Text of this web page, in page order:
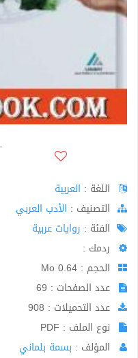
اللغة : العربية
اﻟﺘﺼﻨﻴﻒ : الأدب العربي
الفئة : روايات عربية
ردمك :
الحجم : 0.64 Mo
عدد الصفحات : 69
عدد التحميلات : 908
نوع الملف : PDF
المؤلف : بسمة بلماني